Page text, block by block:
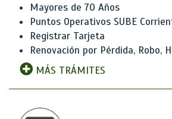
Mayores de 70 Años
Puntos Operativos SUBE
Registrar Tarjeta
Renovación por Pérdida, Robo,
MÁS TRÁMITES